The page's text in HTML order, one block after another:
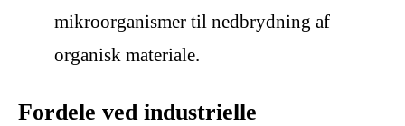
mikroorganismer til nedbrydning af
organisk materiale.
Fordele ved industrielle